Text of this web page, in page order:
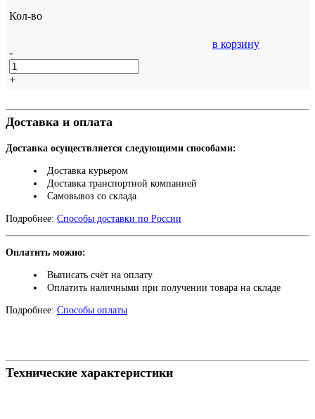
Кол-во
-
+
в корзину
Доставка и оплата
Доставка осуществляется следующими способами:
Доставка курьером
Доставка транспортной компанией
Самовывоз со склада
Подробнее: Способы доставки по России
Оплатить можно:
Выписать счёт на оплату
Оплатить наличными при получении товара на складе
Подробнее: Способы оплаты
Технические характеристики